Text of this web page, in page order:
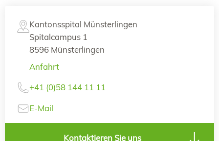
Kantonsspital Münsterlingen
Spitalcampus 1
8596 Münsterlingen
Anfahrt
+41 (0)58 144 11 11
E-Mail
Kontaktieren Sie uns